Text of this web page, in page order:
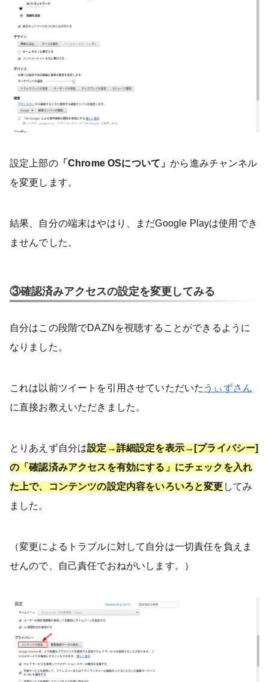
設定上部の「Chrome OSについて」から進みチャンネル
を変更します。
結果、自分の端末はやはり、まだGoogle Playは使用でき
ませんでした。
③確認済みアクセスの設定を変更してみる
自分はこの段階でDAZNを視聴することができるように
なりました。
これは以前ツイートを引用させていただいた うぃずさん
に直接お教えいただきました。
とりあえず自分は設定→詳細設定を表示→[プライバシー]
の「確認済みアクセスを有効にする」にチェックを入れ
た上で、コンテンツの設定内容をいろいろと変更 してみ
ました。
（変更によるトラブルに対して自分は一切責任を負えま
せんので、自己責任でおねがいします。）